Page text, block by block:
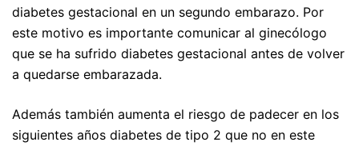
diabetes gestacional en un segundo embarazo. Por
este motivo es importante comunicar al ginecólogo
que se ha sufrido diabetes gestacional antes de volver
a quedarse embarazada.
Además también aumenta el riesgo de padecer en los
siguientes años diabetes de tipo 2 que no en este